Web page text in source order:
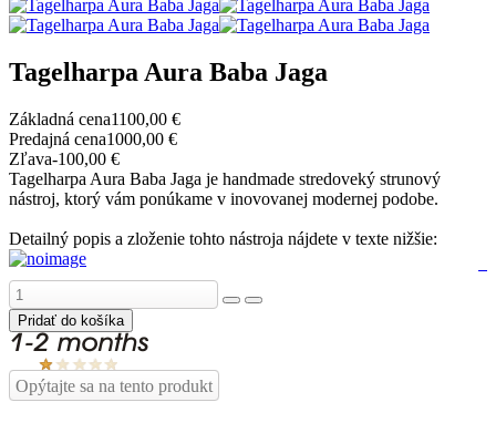
Tagelharpa Aura Baba Jaga
Základná cena1100,00 €
Predajná cena1000,00 €
Zľava-100,00 €
Tagelharpa Aura Baba Jaga je handmade stredoveký strunový
nástroj, ktorý vám ponúkame v inovovanej modernej podobe.
Detailný popis a zloženie tohto nástroja nájdete v texte nižšie:
Opýtajte sa na tento produkt